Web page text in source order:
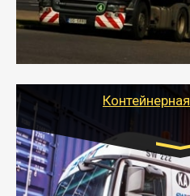
- Тайгер Логистик в
качественно и безопасно
грузы по всей России
другим транспортом и
Цена за км.